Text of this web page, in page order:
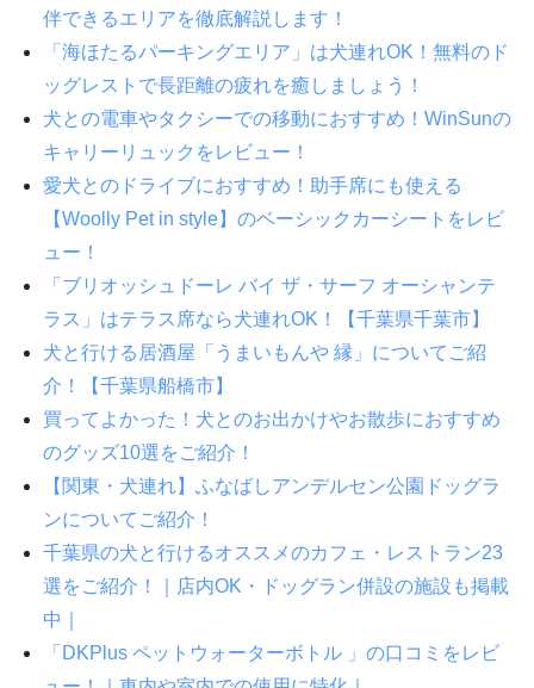
伴できるエリアを徹底解説します！
「海ほたるパーキングエリア」は犬連れOK！無料のド
ッグレストで長距離の疲れを癒しましょう！
犬との電車やタクシーでの移動におすすめ！WinSunの
キャリーリュックをレビュー！
愛犬とのドライブにおすすめ！助手席にも使える
【Woolly Pet in style】のベーシックカーシートをレビ
ュー！
「ブリオッシュドーレ バイ ザ・サーフ オーシャンテ
ラス」はテラス席なら犬連れOK！【千葉県千葉市】
犬と行ける居酒屋「うまいもんや 縁」についてご紹
介！【千葉県船橋市】
買ってよかった！犬とのお出かけやお散歩におすすめ
のグッズ10選をご紹介！
【関東・犬連れ】ふなばしアンデルセン公園ドッグラ
ンについてご紹介！
千葉県の犬と行けるオススメのカフェ・レストラン23
選をご紹介！｜店内OK・ドッグラン併設の施設も掲載
中｜
「DKPlus ペットウォーターボトル 」の口コミをレビ